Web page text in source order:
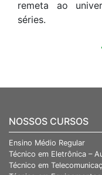
que os desafiou
remeta ao
NOSSOS CURSOS
Ensino Médio Regular
Técnico em Eletrônica –